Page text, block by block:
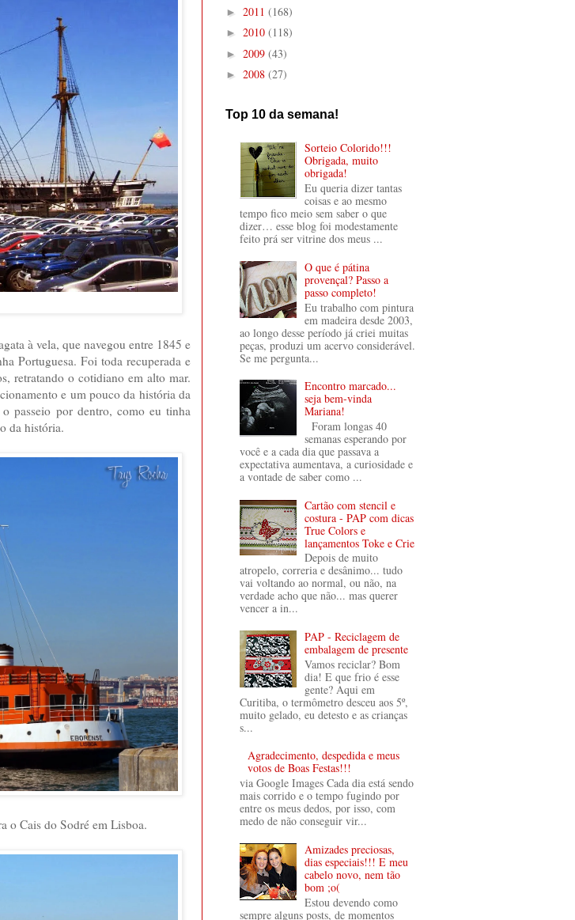
à vela, que navegou entre 1845 e
Portuguesa. Foi toda recuperada e
retratando o cotidiano em alto mar.
e um pouco da história da
passeio por dentro, como eu tinha
da história.
o Cais do Sodré em Lisboa.
► 2011 (168)
► 2010 (118)
► 2009 (43)
► 2008 (27)
Top 10 da semana!
Sorteio Colorido!!!
Obrigada, muito
obrigada!
Eu queria dizer tantas
coisas e ao mesmo
tempo fico meio sem saber o que
dizer… esse blog foi modestamente
feito prá ser vitrine dos meus ...
O que é pátina
provençal? Passo a
passo completo!
Eu trabalho com pintura
em madeira desde 2003,
ao longo desse período já criei muitas
peças, produzi um acervo considerável.
Se me pergunta...
Encontro marcado...
seja bem-vinda
Mariana!
Foram longas 40
semanas esperando por
você e a cada dia que passava a
expectativa aumentava, a curiosidade e
a vontade de saber como ...
Cartão com stencil e
costura - PAP com dicas
True Colors e
lançamentos Toke e Crie
Depois de muito
atropelo, correria e desânimo... tudo
vai voltando ao normal, ou não, na
verdade acho que não... mas querer
vencer a in...
PAP - Reciclagem de
embalagem de presente
Vamos reciclar? Bom
dia! E que frio é esse
gente? Aqui em
Curitiba, o termômetro desceu aos 5º,
muito gelado, eu detesto e as crianças
s...
Agradecimento, despedida e meus
votos de Boas Festas!!!
via Google Images Cada dia está sendo
mais corrido e o tempo fugindo por
entre os meus dedos, por isso, com
medo de não conseguir vir...
Amizades preciosas,
dias especiais!!! E meu
cabelo novo, nem tão
bom ;o(
Estou devendo como
sempre alguns posts, de momentos